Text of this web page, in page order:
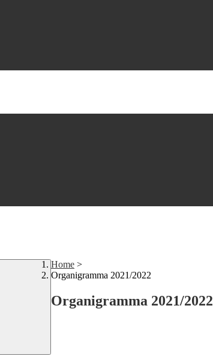
Home >
Organigramma 2021/2022
Organigramma 2021/2022